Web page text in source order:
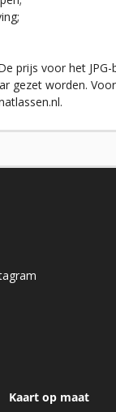
prijs voor het
gezet worden.
Kaart op maat